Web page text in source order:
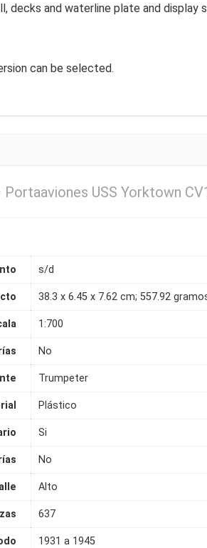
decks and waterline plate and display
can be selected.
USS Yorktown
s/d
38.3 x 6.45 x 7.62 cm; 557.92
1:700
No
Trumpeter
Plástico
Si
No
Alto
637
1931 a 1945